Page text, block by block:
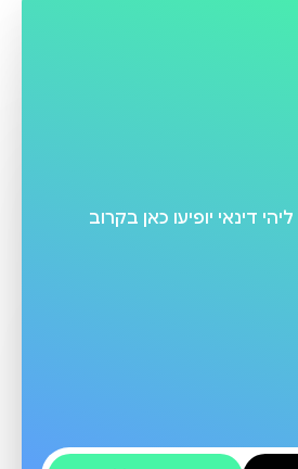
ליהי דינאי יופיעו כאן בקרוב